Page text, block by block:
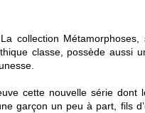
collection Métamorphoses,
classe, possède aussi
cette nouvelle série dont
garçon un peu à part, fils